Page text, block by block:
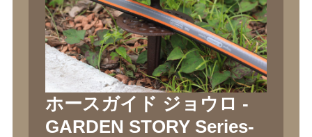
ホースガイド ジョウロ -
GARDEN STORY Series-